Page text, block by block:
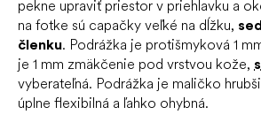
pekne upraviť priestor v priehlavku a
na fotke sú capačky veľké na dĺžku,
členku. Podrážka je protišmyková 1
je 1 mm zmäkčenie pod vrstvou kože,
vyberateľná. Podrážka je maličko
úplne flexibilná a ľahko ohybná.